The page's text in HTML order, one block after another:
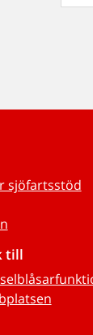
sjöfartsstöd
till